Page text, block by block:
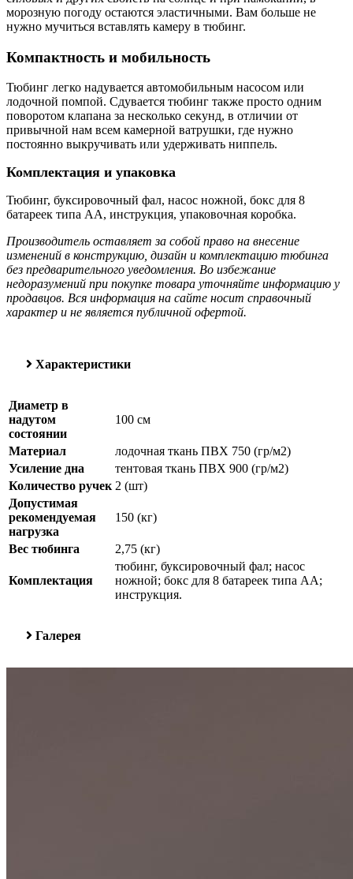
морозную погоду остаются эластичными. Вам больше не
нужно мучиться вставлять камеру в тюбинг.
Компактность и мобильность
Тюбинг легко надувается автомобильным насосом или
лодочной помпой. Сдувается тюбинг также просто одним
поворотом клапана за несколько секунд, в отличии от
привычной нам всем камерной ватрушки, где нужно
постоянно выкручивать или удерживать ниппель.
Комплектация и упаковка
Тюбинг, буксировочный фал, насос ножной, бокс для 8
батареек типа AA, инструкция, упаковочная коробка.
Производитель оставляет за собой право на внесение
изменений в конструкцию, дизайн и комплектацию тюбинга
без предварительного уведомления. Во избежание
недоразумений при покупке товара уточняйте информацию у
продавцов. Вся информация на сайте носит справочный
характер и не является публичной офертой.
Характеристики
Диаметр в
надутом
состоянии
100 см
Материал
лодочная ткань ПВХ 750 (гр/м2)
Усиление дна
тентовая ткань ПВХ 900 (гр/м2)
Количество ручек 2 (шт)
Допустимая
рекомендуемая
нагрузка
150 (кг)
Вес тюбинга 2,75 (кг)
Комплектация
тюбинг, буксировочный фал; насос
ножной; бокс для 8 батареек типа AA;
инструкция.
Галерея